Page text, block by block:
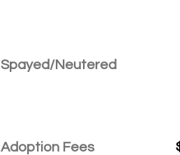
Spayed/Neutered
Adoption Fees